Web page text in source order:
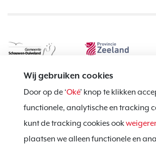
Wij gebruiken cookies
Door op de ‘Oké’ knop te klikken
functionele, analytische en tracking
kunt de tracking cookies ook
plaatsen we alleen functionele en